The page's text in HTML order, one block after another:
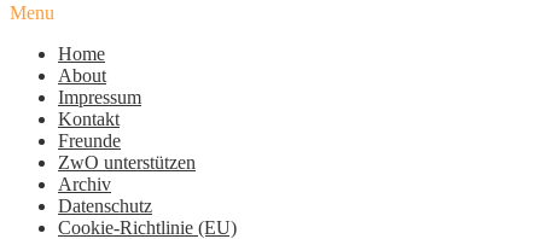
Menu
Home
About
Impressum
Kontakt
Freunde
ZwO unterstützen
Archiv
Datenschutz
Cookie-Richtlinie (EU)